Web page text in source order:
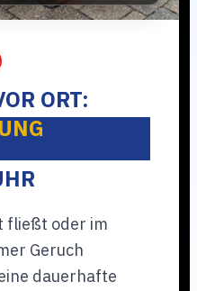
ORT:
fließt oder im
Geruch
dauerhafte